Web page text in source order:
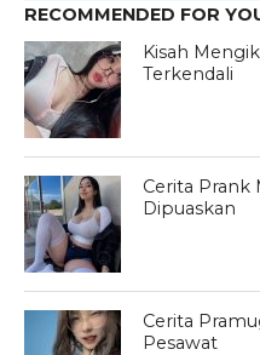
RECOMMENDED FOR
Kisah
Terkendali
Cerita
Dipuaskan
Cerita
Pesawat